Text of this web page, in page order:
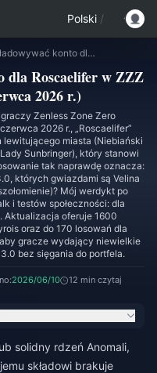
Polski /
Czy warto doładowywać konto dla Roscaelifer w ZZZ 3.0? (Werdykt z czerwca 2026 r.)
dla Roscaelifer w ZZZ
2026 r.)
Zenless Zone Zero
2026 r., „Roscaelifer”
miasta (Niebiański
Sunbringer), który stanowi
tak naprawdę oznacza:
których gwiazdami są Velina
Mój werdykt po
i testów społeczności: dla
Aktualizacja oferuje 1600
oraz do 170 losowań dla
gracze wydający niewielkie
bez sięgania do portfela.
2026/06/10 12 min czytaj
solidny rdzeń Anomali,
składowi brakuje